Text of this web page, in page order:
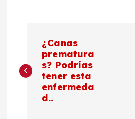
a
v
¿Canas
prematura
s? Podrías
tener esta
enfermeda
d..